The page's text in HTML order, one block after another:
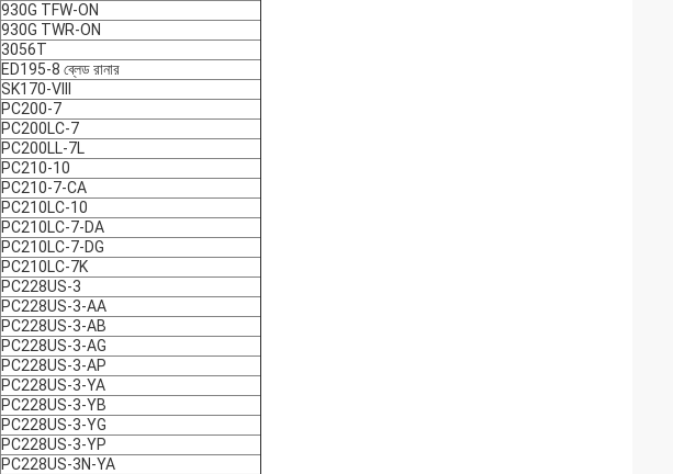
930G TFW-ON
930G TWR-ON
3056T
ED195-8 ব্লেড রানার
SK170-VIII
PC200-7
PC200LC-7
PC200LL-7L
PC210-10
PC210-7-CA
PC210LC-10
PC210LC-7-DA
PC210LC-7-DG
PC210LC-7K
PC228US-3
PC228US-3-AA
PC228US-3-AB
PC228US-3-AG
PC228US-3-AP
PC228US-3-YA
PC228US-3-YB
PC228US-3-YG
PC228US-3-YP
PC228US-3N-YA